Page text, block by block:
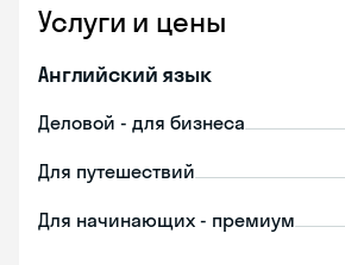
Услуги и цены
Английский язык
Деловой - для бизнеса
Для путешествий
Для начинающих - премиум